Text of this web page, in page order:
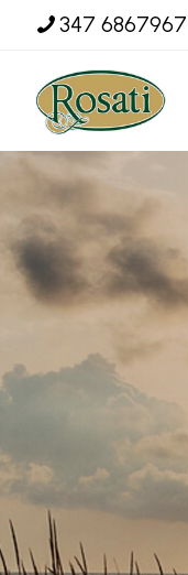
347 6867967